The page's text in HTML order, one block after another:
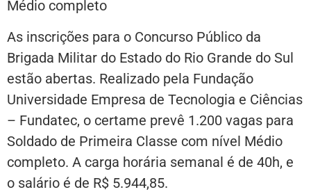
Médio completo
As inscrições para o Concurso Público da
Brigada Militar do Estado do Rio Grande do Sul
estão abertas. Realizado pela Fundação
Universidade Empresa de Tecnologia e Ciências
– Fundatec, o certame prevê 1.200 vagas para
Soldado de Primeira Classe com nível Médio
completo. A carga horária semanal é de 40h, e
o salário é de R$ 5.944,85.